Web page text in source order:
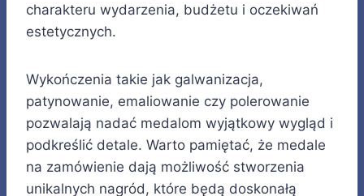
charakteru wydarzenia, budżetu i oczekiwań
estetycznych.
Wykończenia takie jak galwanizacja,
patynowanie, emaliowanie czy polerowanie
pozwalają nadać medalom wyjątkowy wygląd i
podkreślić detale. Warto pamiętać, że medale
na zamówienie dają możliwość stworzenia
unikalnych nagród, które będą doskonałą